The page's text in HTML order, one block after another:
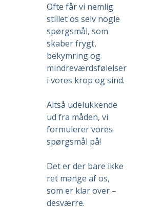
Ofte får vi nemlig
stillet os selv nogle
spørgsmål, som
skaber frygt,
bekymring og
mindreværdsfølelser
i vores krop og sind.
Altså udelukkende
ud fra måden, vi
formulerer vores
spørgsmål på!
Det er der bare ikke
ret mange af os,
som er klar over –
desværre.